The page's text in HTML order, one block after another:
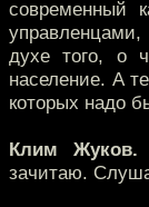
современный
духе того, о
население. А
которых надо
Клим Жуков.
зачитаю.